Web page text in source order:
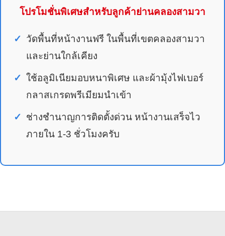
โปรโมชั่นพิเศษสำหรับลูกค้าย่านคลองสามวา
วัดพื้นที่หน้างานฟรี ในพื้นที่เขตคลองสามวา
และย่านใกล้เคียง
ใช้อลูมิเนียมอบหนาพิเศษ และผ้ามุ้งไฟเบอร์
กลาสเกรดพรีเมียมนำเข้า
ช่างชำนาญการติดตั้งด่วน หน้างานเสร็จไว
ภายใน 1-3 ชั่วโมงครับ